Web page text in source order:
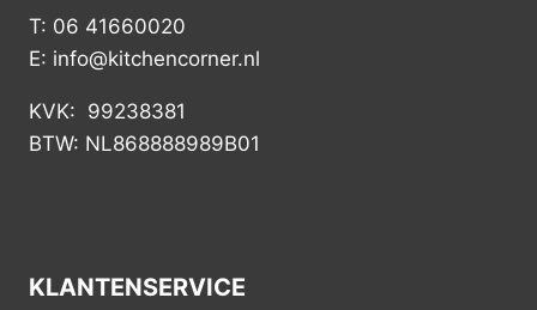
T: 06 41660020
E: info@kitchencorner.nl
KVK: 99238381
BTW: NL868888989B01
KLANTENSERVICE